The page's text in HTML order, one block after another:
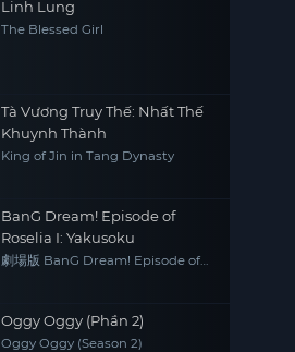
Linh Lung
The Blessed Girl
Tà Vương Truy Thế: Nhất Thế
Khuynh Thành
King of Jin in Tang Dynasty
BanG Dream! Episode of
Roselia I: Yakusoku
劇場版 BanG Dream! Episode of
Oggy Oggy (Phần 2)
Oggy Oggy (Season 2)